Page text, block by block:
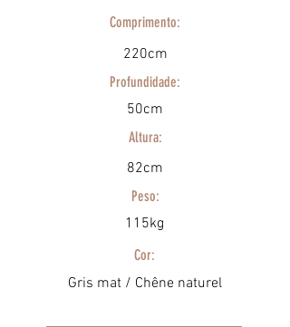
Comprimento:
220cm
Profundidade:
50cm
Altura:
82cm
Peso:
115kg
Cor:
Gris mat / Chêne naturel